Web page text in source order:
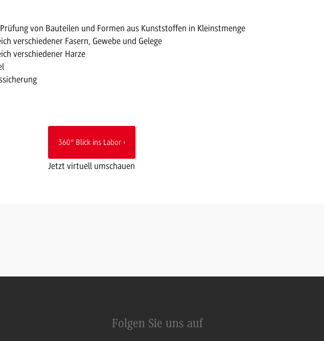
von Bauteilen und Formen aus Kunststoffen in Kleinstmenge
verschiedener Fasern, Gewebe und Gelege
verschiedener Harze
360° Blick ins Labor
Jetzt virtuell umschauen
Folgen Sie uns auf